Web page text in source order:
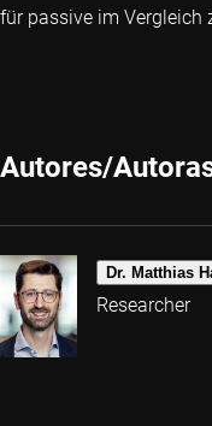
für passive im Vergleich
Autores/
Dr. Matthias
Researcher